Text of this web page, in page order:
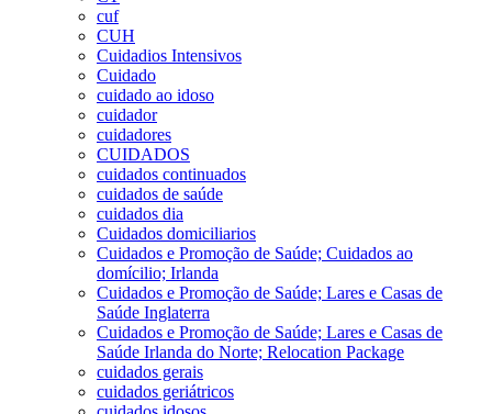
cuf
CUH
Cuidadios Intensivos
Cuidado
cuidado ao idoso
cuidador
cuidadores
CUIDADOS
cuidados continuados
cuidados de saúde
cuidados dia
Cuidados domiciliarios
Cuidados e Promoção de Saúde; Cuidados ao
domícilio; Irlanda
Cuidados e Promoção de Saúde; Lares e Casas de
Saúde Inglaterra
Cuidados e Promoção de Saúde; Lares e Casas de
Saúde Irlanda do Norte; Relocation Package
cuidados gerais
cuidados geriátricos